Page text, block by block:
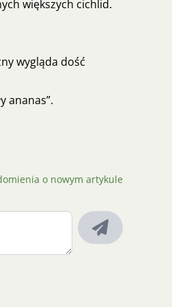
większych cichlid.
wygląda dość
ananas”.
o nowym artykule